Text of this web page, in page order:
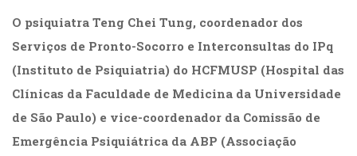
O psiquiatra Teng Chei Tung, coordenador dos
Serviços de Pronto-Socorro e Interconsultas do IPq
(Instituto de Psiquiatria) do HCFMUSP (Hospital das
Clínicas da Faculdade de Medicina da Universidade
de São Paulo) e vice-coordenador da Comissão de
Emergência Psiquiátrica da ABP (Associação